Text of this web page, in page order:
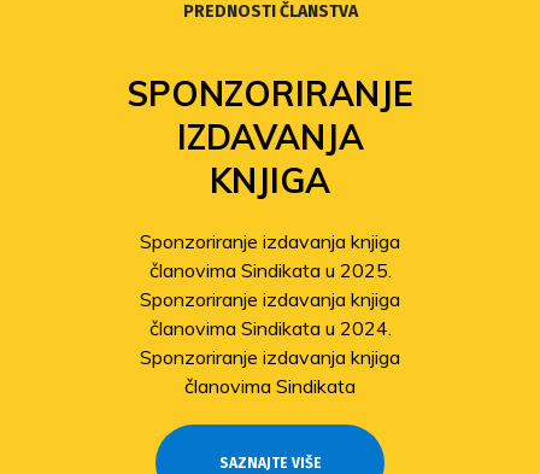
PREDNOSTI ČLANSTVA
SPONZORIRANJE
IZDAVANJA
KNJIGA
Sponzoriranje izdavanja knjiga
članovima Sindikata u 2025.
Sponzoriranje izdavanja knjiga
članovima Sindikata u 2024.
Sponzoriranje izdavanja knjiga
članovima Sindikata
SAZNAJTE VIŠE